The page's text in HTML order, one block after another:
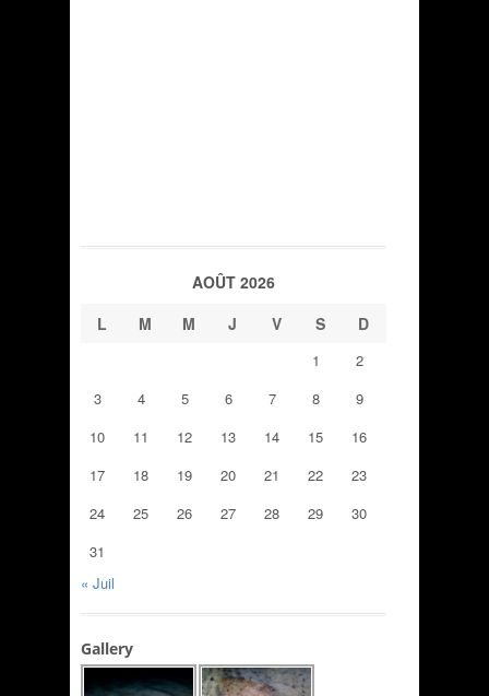
AOÛT 2026
L
M M J V S D
1
2
3
4 5 6 7 8
9
10
11 12 13 14 15
16
17
18 19 20 21 22
23
24
25 26 27 28 29
30
31
« Juil
Gallery